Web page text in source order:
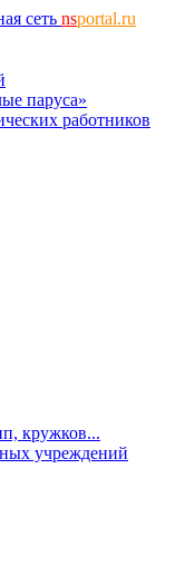
сеть nsportal.ru
паруса»
работников
кружков...
учреждений